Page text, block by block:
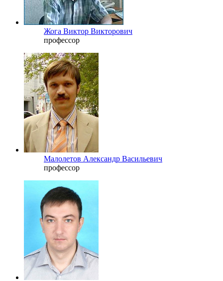
Жога Виктор Викторович
профессор
Малолетов Александр Васильевич
профессор